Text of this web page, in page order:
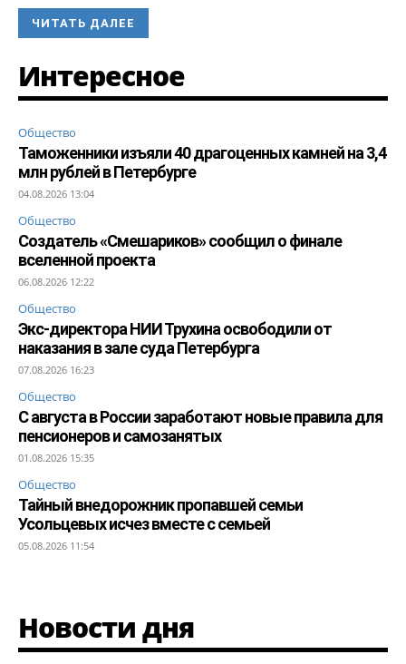
ЧИТАТЬ ДАЛЕЕ
Интересное
Общество
Таможенники изъяли 40 драгоценных камней на 3,4
млн рублей в Петербурге
04.08.2026 13:04
Общество
Создатель «Смешариков» сообщил о финале
вселенной проекта
06.08.2026 12:22
Общество
Экс-директора НИИ Трухина освободили от
наказания в зале суда Петербурга
07.08.2026 16:23
Общество
С августа в России заработают новые правила для
пенсионеров и самозанятых
01.08.2026 15:35
Общество
Тайный внедорожник пропавшей семьи
Усольцевых исчез вместе с семьей
05.08.2026 11:54
Новости дня